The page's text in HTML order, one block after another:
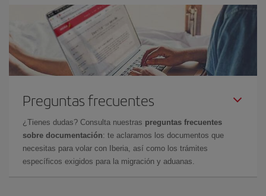
Preguntas frecuentes
¿Tienes dudas? Consulta nuestras preguntas frecuentes
sobre documentación: te aclaramos los documentos que
necesitas para volar con Iberia, así como los trámites
específicos exigidos para la migración y aduanas.